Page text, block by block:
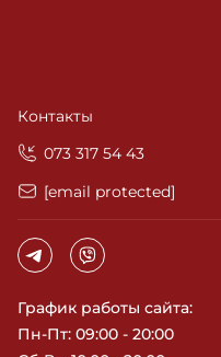
Контакты
‎073 317 54 43
[email protected]
График работы сайта:
Пн-Пт: 09:00 - 20:00